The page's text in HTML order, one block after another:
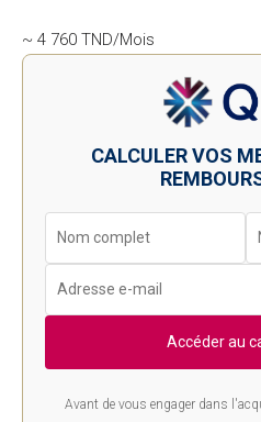
~ 4 760 TND/Mois
CALCULER VOS
Accéder au
Avant de vous engager dans